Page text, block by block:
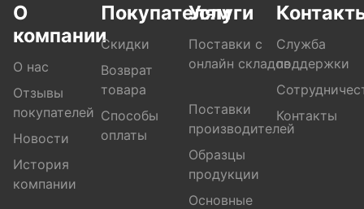
О
компании
О нас
Отзывы
покупателей
Новости
История
компании
Покупателям
Скидки
Возврат
товара
Способы
оплаты
Услуги
Поставки с
онлайн складов
Поставки
производителей
Образцы
продукции
Основные
Служба
поддержки
Контакты